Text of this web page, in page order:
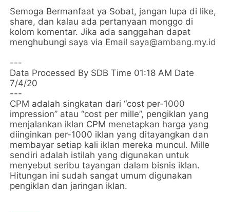
Semoga Bermanfaat ya Sobat, jangan lupa di like,
share, dan kalau ada pertanyaan monggo di
kolom komentar. Jika ada sanggahan dapat
menghubungi saya via Email saya@ambang.my.id
---
Data Processed By SDB Time 01:18 AM Date
7/4/20
---
CPM adalah singkatan dari “cost per-1000
impression” atau “cost per mille”, pengiklan yang
menjalankan iklan CPM menetapkan harga yang
diinginkan per-1000 iklan yang ditayangkan dan
membayar setiap kali iklan mereka muncul. Mille
sendiri adalah istilah yang digunakan untuk
menyebut seribu tayangan dalam bisnis iklan.
Hitungan ini sudah sangat umum digunakan
pengiklan dan jaringan iklan.